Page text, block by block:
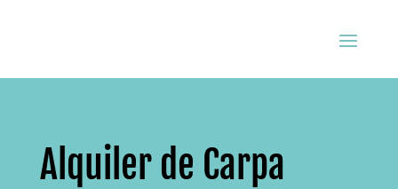
Alquiler de Carpa